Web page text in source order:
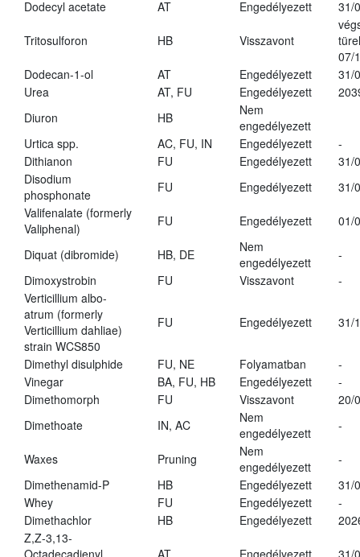
Dodecyl acetate
AT Engedélyezett 31/
Tritosulforon HB Visszavont
07/
Dodecan-1-ol
AT Engedélyezett
31/
Urea
AT, FU Engedélyezett
Diuron
HB
Nem
engedélyezett
Urtica spp.
AC, FU, IN Engedélyezett
-
Dithianon
FU Engedélyezett
31/
Disodium
phosphonate
FU Engedélyezett
31/
Valifenalate (formerly
Valiphenal)
FU Engedélyezett 01/
Diquat (dibromide) HB, DE
Nem
engedélyezett
-
Dimoxystrobin
FU Visszavont
-
Verticillium albo-
atrum (formerly
Verticillium dahliae)
strain WCS850
FU Engedélyezett 31/
Dimethyl disulphide FU, NE Folyamatban
-
Vinegar
BA, FU, HB Engedélyezett
-
Dimethomorph
FU Visszavont
20/
Dimethoate
IN, AC
Nem
engedélyezett
-
Waxes Pruning
Nem
engedélyezett
-
Dimethenamid-P
HB Engedélyezett
31/
Whey
FU Engedélyezett
-
Dimethachlor
HB Engedélyezett
Z,Z-3,13-